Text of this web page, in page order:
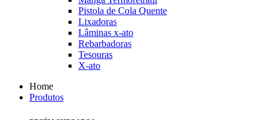
Pistola de Cola Quente
Lixadoras
Lâminas x-ato
Rebarbadoras
Tesouras
X-ato
Home
Produtos